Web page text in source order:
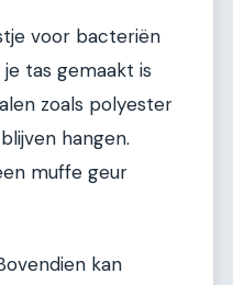
voor bacteriën
tas gemaakt is
zoals polyester
hangen.
muffe geur
kan